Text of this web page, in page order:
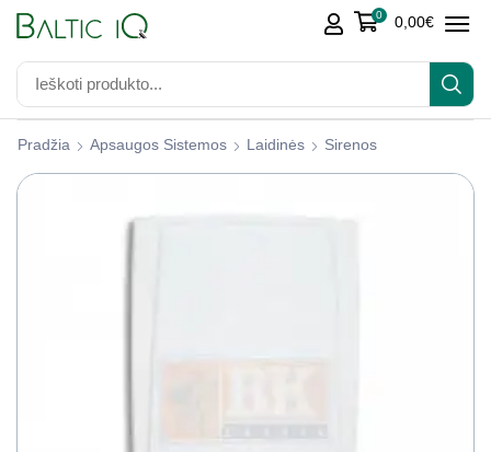
0 0,00€
Pradžia Apsaugos Sistemos Laidinės Sirenos